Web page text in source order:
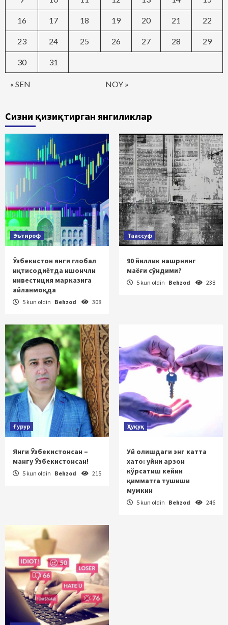
« SEN NOY »
16 17 18 19 20 21 22
23 24 25 26 27 28 29
30 31
Сизни қизиқтирган янгиликлар
Эътироф
Ўзбекистон янги глобал
иқтисодиётда ишончли
инвестиция марказига
айланмоқда
5 kun oldin Behzod 308
Таассуф
90 йиллик нашрнинг
маёғи сўндими?
5 kun oldin Behzod 238
Ғурур
Янги Ўзбекистонсан –
мангу Ўзбекистонсан!
5 kun oldin Behzod 215
Ҳуқуқ
Уй олишдаги энг катта
хато: уйни арзон
кўрсатиш кейин
қимматга тушиши
мумкин
5 kun oldin Behzod 246